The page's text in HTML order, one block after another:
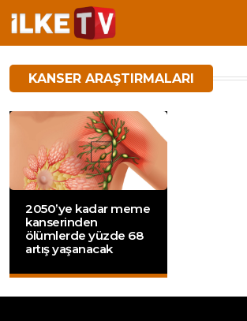
KANSER ARAŞTIRMALARI
2050’ye kadar meme
kanserinden
ölümlerde yüzde 68
artış yaşanacak